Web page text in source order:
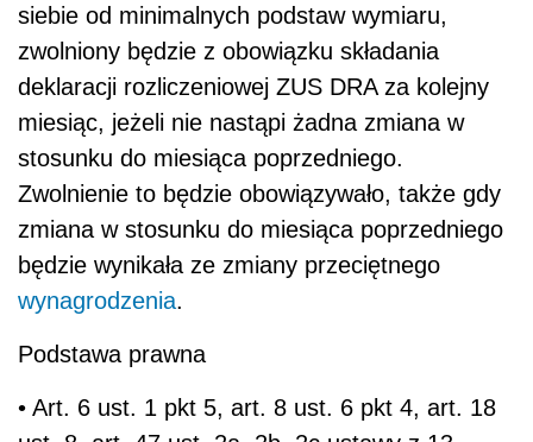
siebie od minimalnych podstaw wymiaru,
zwolniony będzie z obowiązku składania
deklaracji rozliczeniowej ZUS DRA za kolejny
miesiąc, jeżeli nie nastąpi żadna zmiana w
stosunku do miesiąca poprzedniego.
Zwolnienie to będzie obowiązywało, także gdy
zmiana w stosunku do miesiąca poprzedniego
będzie wynikała ze zmiany przeciętnego
wynagrodzenia.
Podstawa prawna
• Art. 6 ust. 1 pkt 5, art. 8 ust. 6 pkt 4, art. 18